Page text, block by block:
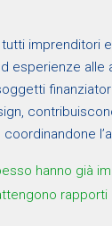
imprenditori
esperienze alle
hanno già
rapporti